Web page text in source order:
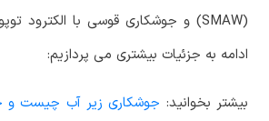
ادامه به جزئیات بیشتری می پردازیم:
بیشتر بخوانید: جوشکاری زیر آب چیست و